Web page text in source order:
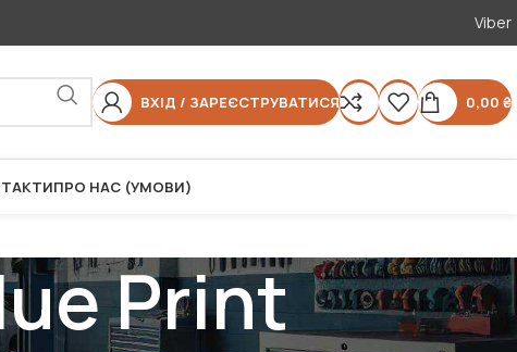
Viber
ВХІД / ЗАРЕЄСТРУВАТИСЯ 0,00 ₴
ПРО НАС (УМОВИ)
Print